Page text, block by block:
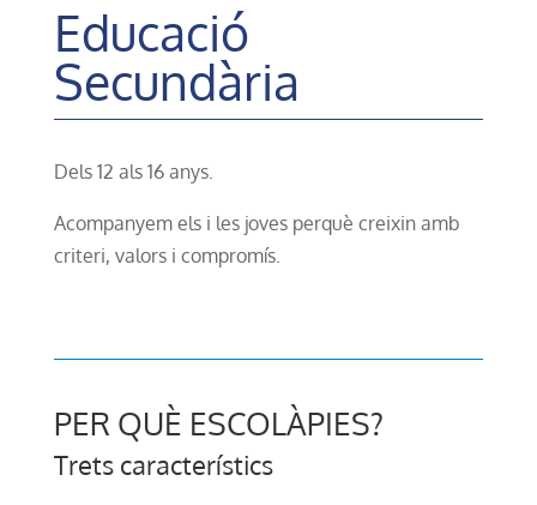
Educació
Secundària
Dels 12 als 16 anys.
Acompanyem els i les joves perquè creixin amb
criteri, valors i compromís.
PER QUÈ ESCOLÀPIES?
Trets característics